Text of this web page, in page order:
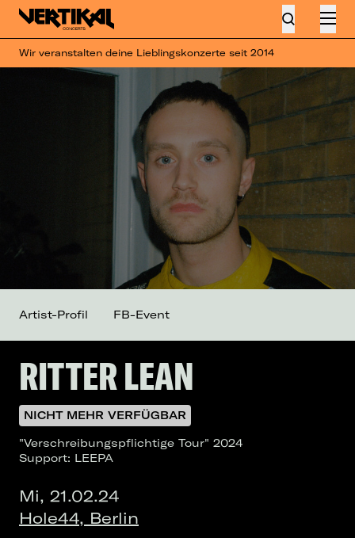
Wir veranstalten deine Lieblingskonzerte seit 2014
RITTER LEAN
NICHT MEHR VERFÜGBAR
"Verschreibungspflichtige Tour" 2024
Support: LEEPA
Mi, 21.02.24
Hole44, Berlin
Artist-Profil FB-Event